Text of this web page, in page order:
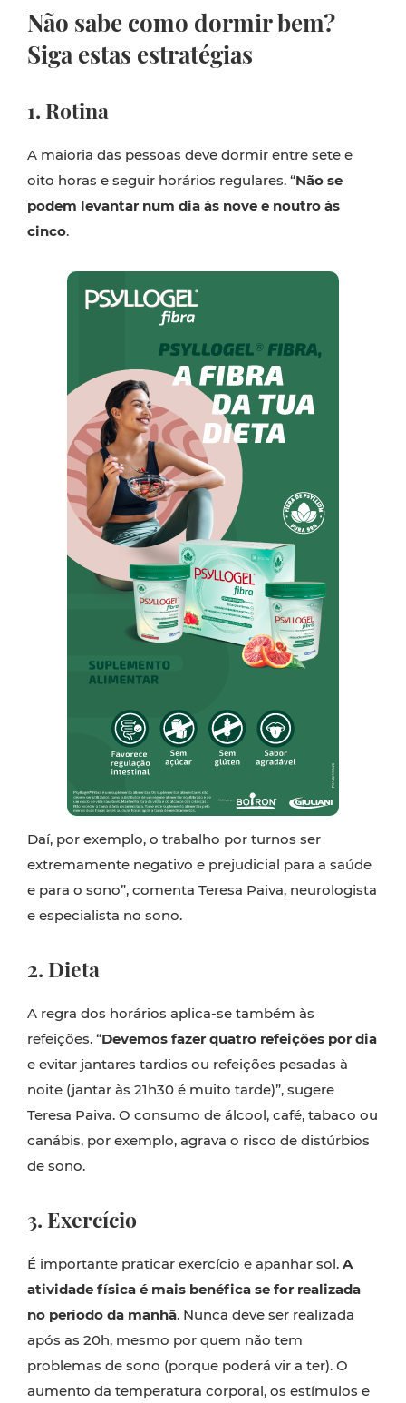
Não sabe como dormir bem?
Siga estas estratégias
1. Rotina
A maioria das pessoas deve dormir entre sete e
oito horas e seguir horários regulares. “Não se
podem levantar num dia às nove e noutro às
cinco.
Daí, por exemplo, o trabalho por turnos ser
extremamente negativo e prejudicial para a saúde
e para o sono”, comenta Teresa Paiva, neurologista
e especialista no sono.
2. Dieta
A regra dos horários aplica-se também às
refeições. “Devemos fazer quatro refeições por dia
e evitar jantares tardios ou refeições pesadas à
noite (jantar às 21h30 é muito tarde)”, sugere
Teresa Paiva. O consumo de álcool, café, tabaco ou
canábis, por exemplo, agrava o risco de distúrbios
de sono.
3. Exercício
É importante praticar exercício e apanhar sol. A
atividade física é mais benéfica se for realizada
no período da manhã. Nunca deve ser realizada
após as 20h, mesmo por quem não tem
problemas de sono (porque poderá vir a ter). O
aumento da temperatura corporal, os estímulos e